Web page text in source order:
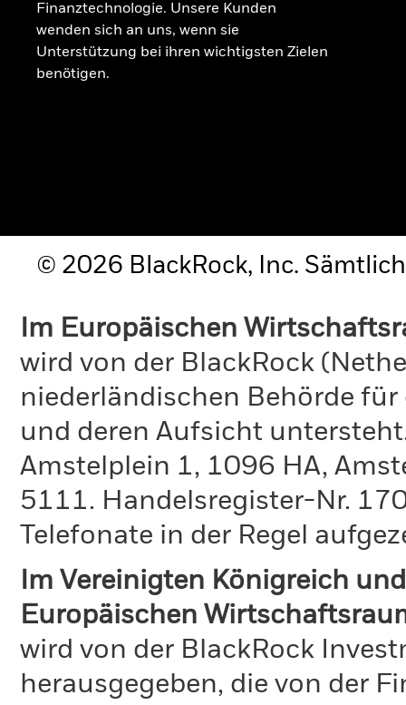
Finanztechnologie. Unsere Kunden
wenden sich an uns, wenn sie
Unterstützung bei ihren wichtigsten Zielen
benötigen.
© 2026 BlackRock, Inc.
Im Europäischen
wird von der BlackRock
niederländischen Behörde
und deren Aufsicht
Amstelplein 1, 1096 HA,
5111. Handelsregister-Nr.
Telefonate in der Regel
Im Vereinigten Königreich
Europäischen
wird von der BlackRock
herausgegeben, die von der